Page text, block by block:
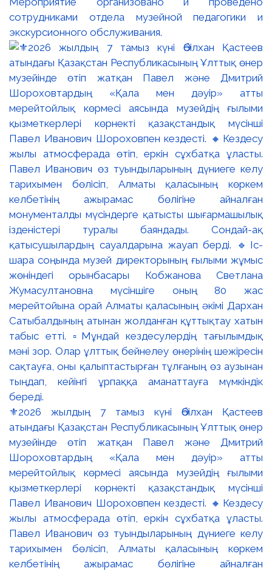
сотрудниками отдела музейной педагогики и
экскурсионного обслуживания.
⚜️2026 жылдың 7 тамыз күні Әбілхан Қастеев
атындағы Қазақстан Республикасының Ұлттық өнер
музейінде өтіп жатқан Павел және Дмитрий
Шороховтардың «Қала мен дәуір» атты
мерейтойлық көрмесі аясында музейдің ғылыми
қызметкерлері көрнекті қазақстандық мүсінші
Павел Иванович Шороховпен кездесті. 🔸Кездесу
жылы атмосферада өтіп, еркін сұхбатқа ұласты.
Павел Иванович өз туындыларының дүниеге келу
тарихымен бөлісіп, Алматы қаласының көркем
келбетінің ажырамас бөлігіне айналған